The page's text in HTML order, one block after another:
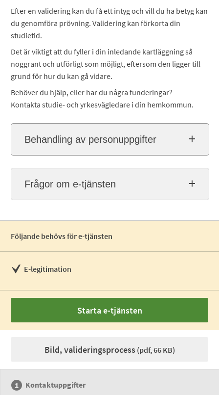
Efter en validering kan du få ett intyg och vill du ha betyg kan
du genomföra prövning. Validering kan förkorta din
studietid.
Det är viktigt att du fyller i din inledande kartläggning så
noggrant och utförligt som möjligt, eftersom den ligger till
grund för hur du kan gå vidare.
Behöver du hjälp, eller har du några funderingar?
Kontakta studie- och yrkesvägledare i din hemkommun.
Behandling av personuppgifter
Frågor om e-tjänsten
Följande behövs för e-tjänsten
E-legitimation
Starta e-tjänsten
Bild, valideringsprocess(pdf, 66 KB)
Kontaktuppgifter